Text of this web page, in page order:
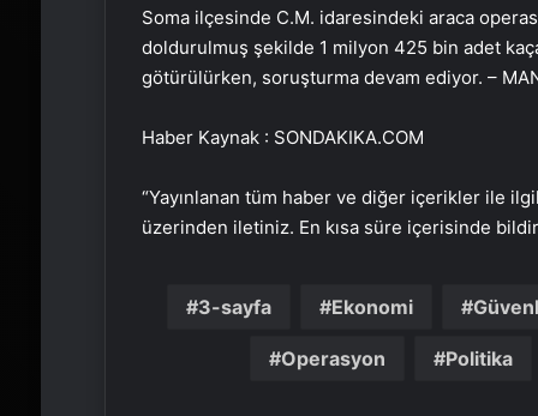
Soma ilçesinde C.M. idaresindeki araca
doldurulmuş şekilde 1 milyon 425 bin adet
götürülürken, soruşturma devam ediyor. –
Haber Kaynak : SONDAKIKA.COM
“Yayınlanan tüm haber ve diğer içerikler ile
üzerinden iletiniz. En kısa süre içerisinde
3-sayfa Ekonomi
Operasyon Politika